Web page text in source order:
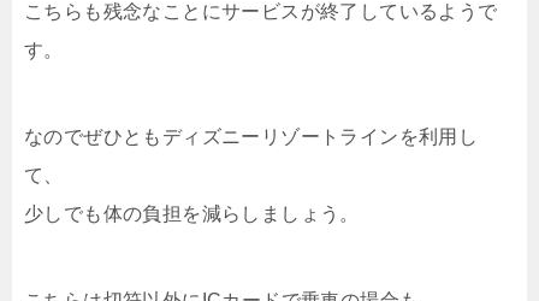
こちらも残念なことにサービスが終了しているようで
す。
なのでぜひともディズニーリゾートラインを利用し
て、
少しでも体の負担を減らしましょう。